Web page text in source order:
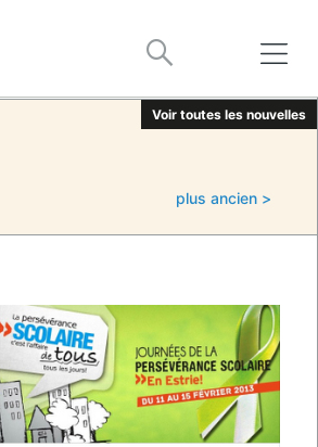
Voir toutes les nouvelles
plus ancien >